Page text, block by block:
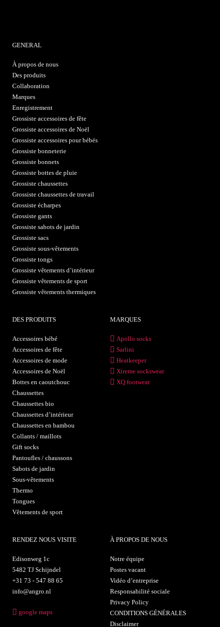
GENERAL
À propos de nous
Des produits
Collaboration
Marques
Enregistrement
Grossiste accessoires de fête
Grossiste accessoires de Noël
Grossiste accessoires pour bébés
Grossiste bonneterie
Grossiste bonnets
Grossiste bottes de pluie
Grossiste chaussettes
Grossiste chaussettes de travail
Grossiste écharpes
Grossiste gants
Grossiste sabots de jardin
Grossiste sacs
Grossiste sous-vêtements
Grossiste tongs
Grossiste vêtements d’intérieur
Grossiste vêtements de sport
Grossiste vêtements thermiques
DES PRODUITS
Accessoires bébé
Accessoires de fête
Accessoires de mode
Accessoires de Noël
Bottes en caoutchouc
Chaussettes
Chaussettes bio
Chaussettes d’intérieur
Chaussettes en bambou
Collants / maillots
Gift socks
Pantoufles / chaussons
Sabots de jardin
Sous-vêtements
Thermo
Tongues
Vêtements de sport
MARQUES
Apollo socks
Sarlini
Heatkeeper
Xtreme sockswear
XQ footwear
À PROPOS DE NOUS
Notre équipe
Postes vacant
Vidéo d’entreprise
Responsabilité sociale
Privacy Policy
CONDITIONS GÉNÉRALES
Disclaimer
RENDEZ NOUS VISITE
Edisonweg 1c
5482 TJ Schijndel
+31 73 - 547 88 65
info@angro.nl
google maps